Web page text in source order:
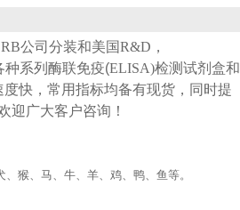
RB公司 分装和美国R&D ，
种系列酶联免疫(ELISA)检测试剂盒和
快，常用指标均备有现货，同时提
迎广大客户咨询！
猴、马、牛、羊、鸡、鸭、鱼等。